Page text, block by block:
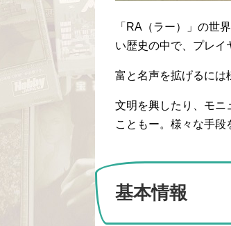
「RA（ラー）」の世
い歴史の中で、プレイ
富と名声を拡げるには
文明を興したり、モニ
こともー。様々な手段
基本情報